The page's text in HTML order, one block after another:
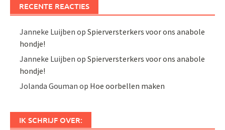
RECENTE REACTIES
Janneke Luijben opSpierversterkers voor ons anabole
hondje!
Janneke Luijben opSpierversterkers voor ons anabole
hondje!
Jolanda Gouman op Hoe oorbellen maken
IK SCHRIJF OVER: